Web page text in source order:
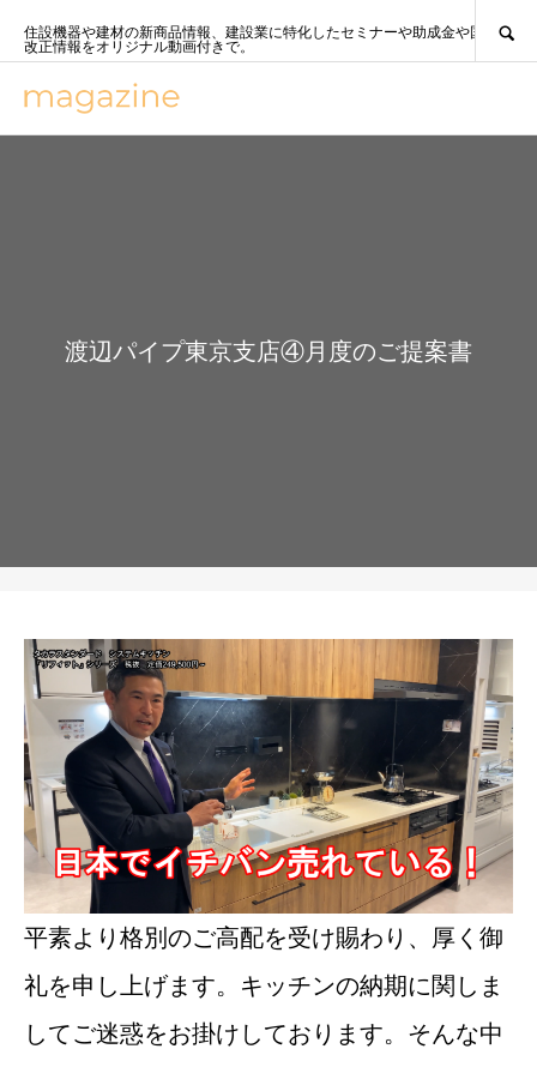
住設機器や建材の新商品情報、建設業に特化したセミナーや助成金や国策、法
改正情報をオリジナル動画付きで。
渡辺パイプ東京支店④月度のご提案書
平素より格別のご高配を受け賜わり、厚く御
礼を申し上げます。キッチンの納期に関しま
してご迷惑をお掛けしております。そんな中